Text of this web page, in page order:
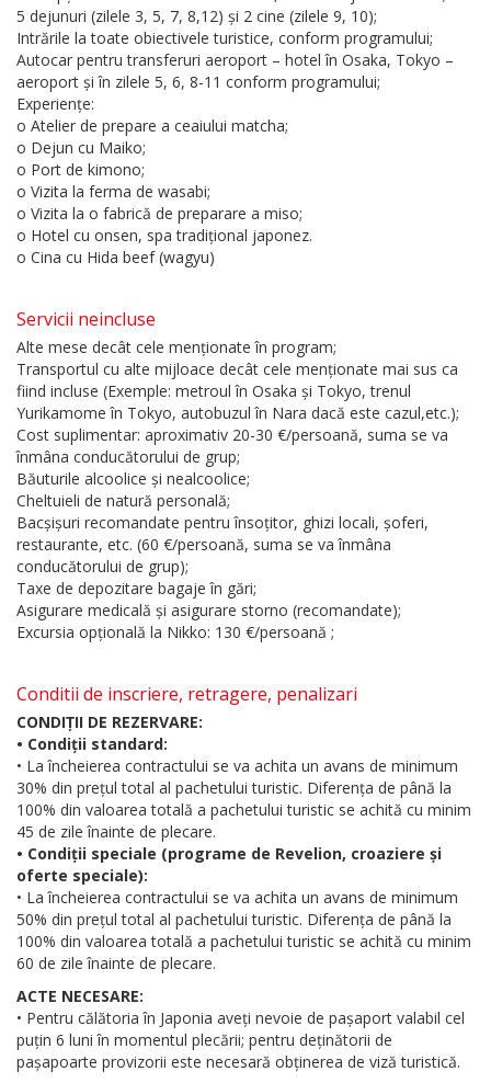
5 dejunuri (zilele 3, 5, 7, 8,12) și 2 cine (zilele 9, 10);
Intrările la toate obiectivele turistice, conform programului;
Autocar pentru transferuri aeroport – hotel în Osaka, Tokyo –
aeroport și în zilele 5, 6, 8-11 conform programului;
Experiențe:
o Atelier de prepare a ceaiului matcha;
o Dejun cu Maiko;
o Port de kimono;
o Vizita la ferma de wasabi;
o Vizita la o fabrică de preparare a miso;
o Hotel cu onsen, spa tradițional japonez.
o Cina cu Hida beef (wagyu)
Servicii neincluse
Alte mese decât cele menționate în program;
Transportul cu alte mijloace decât cele menționate mai sus ca
fiind incluse (Exemple: metroul în Osaka și Tokyo, trenul
Yurikamome în Tokyo, autobuzul în Nara dacă este cazul,etc.);
Cost suplimentar: aproximativ 20-30 €/persoană, suma se va
înmâna conducătorului de grup;
Băuturile alcoolice și nealcoolice;
Cheltuieli de natură personală;
Bacșișuri recomandate pentru însoțitor, ghizi locali, șoferi,
restaurante, etc. (60 €/persoană, suma se va înmâna
conducătorului de grup);
Taxe de depozitare bagaje în gări;
Asigurare medicală și asigurare storno (recomandate);
Excursia opțională la Nikko: 130 €/persoană ;
Conditii de inscriere, retragere, penalizari
CONDIȚII DE REZERVARE:
• Condiții standard:
• La încheierea contractului se va achita un avans de minimum
30% din prețul total al pachetului turistic. Diferența de până la
100% din valoarea totală a pachetului turistic se achită cu minim
45 de zile înainte de plecare.
• Condiții speciale (programe de Revelion, croaziere și
oferte speciale):
• La încheierea contractului se va achita un avans de minimum
50% din prețul total al pachetului turistic. Diferența de până la
100% din valoarea totală a pachetului turistic se achită cu minim
60 de zile înainte de plecare.
ACTE NECESARE:
• Pentru călătoria în Japonia aveți nevoie de pașaport valabil cel
puțin 6 luni în momentul plecării; pentru deținătorii de
pașapoarte provizorii este necesară obținerea de viză turistică.